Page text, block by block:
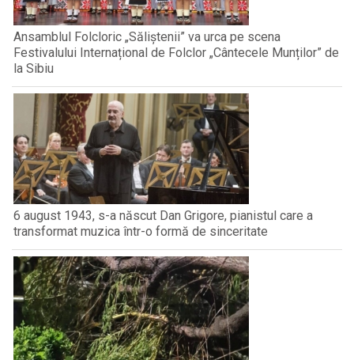
Ansamblul Folcloric „Săliștenii” va urca pe scena
Festivalului Internațional de Folclor „Cântecele Munților” de
la Sibiu
6 august 1943, s-a născut Dan Grigore, pianistul care a
transformat muzica într-o formă de sinceritate